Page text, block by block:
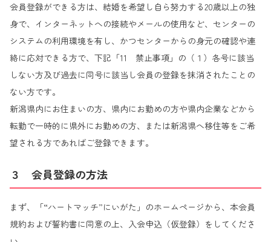
会員登録ができる方は、結婚を希望し自ら努力する20歳以上の独
身で、インターネットへの接続やメールの使用など、センターの
システムの利用環境を有し、かつセンターからの身元の確認や連
絡に応対できる方で、下記「11 禁止事項」の（１）各号に該当
しない方及び過去に同号に該当し会員の登録を抹消されたことの
ない方です。
新潟県内にお住まいの方、県内にお勤めの方や県内企業などから
転勤で一時的に県外にお勤めの方、または新潟県へ移住等をご希
望される方であればご登録できます。
３ 会員登録の方法
まず、「“ハートマッチ”にいがた」のホームページから、本会員
規約および誓約書に同意の上、入会申込（仮登録）をしてくださ